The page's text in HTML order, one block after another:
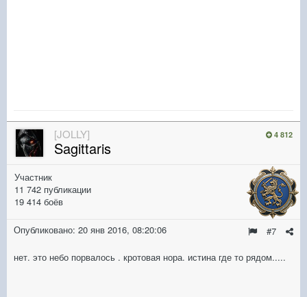
4 812
[JOLLY]
Sagittaris
Участник
11 742 публикации
19 414 боёв
#7
Опубликовано: 20 янв 2016, 08:20:06
нет. это небо порвалось . кротовая нора. истина где то рядом.....